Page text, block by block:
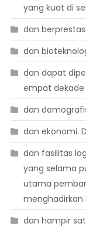
yang kuat di
dan berprestasi
dan
dan dapat
empat dekade
dan
dan ekonomi.
dan fasilitas
yang selama
utama
menghadirkan
dan hampir